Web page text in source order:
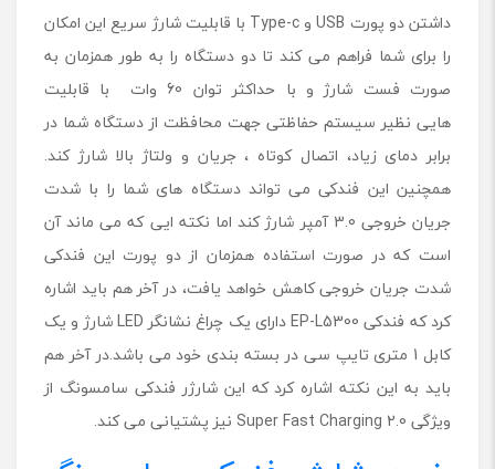
داشتن دو پورت USB و Type-c با قابلیت شارژ سریع این امکان
را برای شما فراهم می کند تا دو دستگاه را به ‌طور همزمان به
صورت فست شارژ و با حداکثر توان 60 وات با قابلیت
هایی نظیر سیستم حفاظتی جهت محافظت از دستگاه شما در
برابر دمای زیاد، اتصال کوتاه ، جریان و ولتاژ بالا شارژ کند.
همچنین این فندکی می تواند دستگاه های شما را با شدت
جریان خروجی 3.0 آمپر شارژ کند اما نکته ایی که می ماند آن
است که در صورت استفاده همزمان از دو پورت این فندکی
شدت جریان خروجی کاهش خواهد یافت، در آخر هم باید اشاره
کرد که فندکی EP-L5300 دارای یک چراغ نشانگر LED شارژ و یک
کابل 1 متری تایپ سی در بسته بندی خود می باشد.در آخر هم
باید به این نکته اشاره کرد که این شارژر فندکی سامسونگ از
ویژگی Super Fast Charging 2.0 نیز پشتیانی می کند.